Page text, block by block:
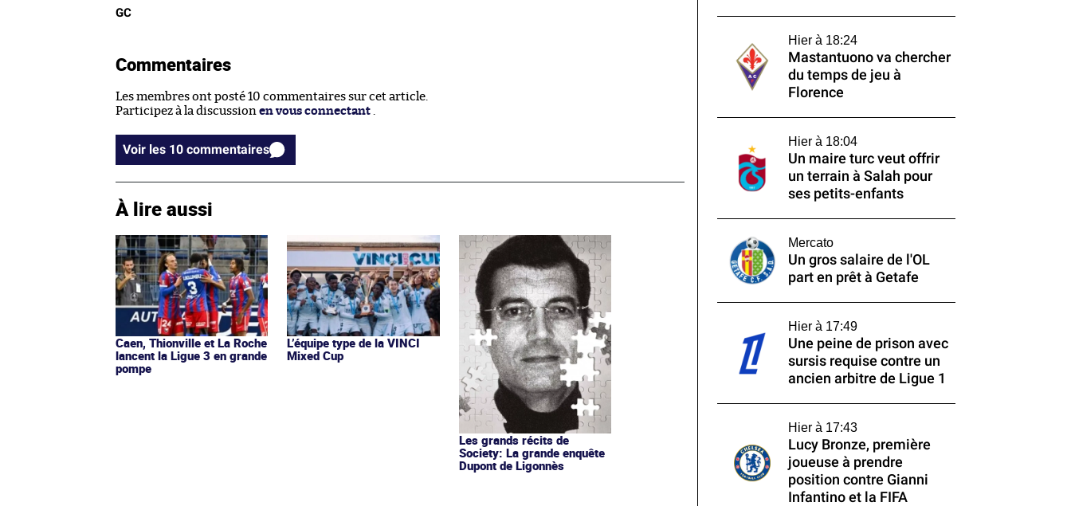
GC
Commentaires
Les membres ont posté 10 commentaires sur cet article.
Participez à la discussion en vous connectant
Voir les 10 commentaires
À lire aussi
Caen, Thionville et La Roche
lancent la Ligue 3 en grande
pompe
L’équipe type de la VINCI
Mixed Cup
Les grands récits de
Society: La grande enquête
Dupont de Ligonnès
Hier à 18:24
Mastantuono va chercher
du temps de jeu à
Florence
Hier à 18:04
Un maire turc veut offrir
un terrain à Salah pour
ses petits-enfants
Mercato
Un gros salaire de l'OL
part en prêt à Getafe
Hier à 17:49
Une peine de prison avec
sursis requise contre un
ancien arbitre de Ligue 1
Hier à 17:43
Lucy Bronze, première
joueuse à prendre
position contre Gianni
Infantino et la FIFA